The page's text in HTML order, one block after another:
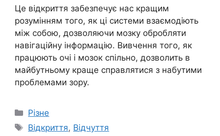
Це відкриття забезпечує нас кращим
розумінням того, як ці системи взаємодіють
між собою, дозволяючи мозку обробляти
навігаційну інформацію. Вивчення того, як
працюють очі і мозок спільно, дозволить в
майбутньому краще справлятися з набутими
проблемами зору.
Категорії
Різне
Позначки
Відкриття, Відчуття